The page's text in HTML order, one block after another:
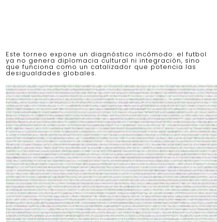
Este torneo expone un diagnóstico incómodo: el futbol
ya no genera diplomacia cultural ni integración, sino
que funciona como un catalizador que potencia las
desigualdades globales.